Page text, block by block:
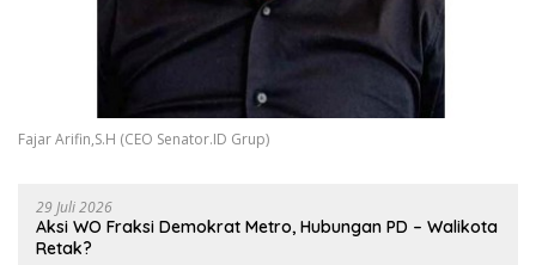
Fajar Arifin,S.H (CEO Senator.ID Grup)
29 Juli 2026
Aksi WO Fraksi Demokrat Metro, Hubungan PD – Walikota
Retak?